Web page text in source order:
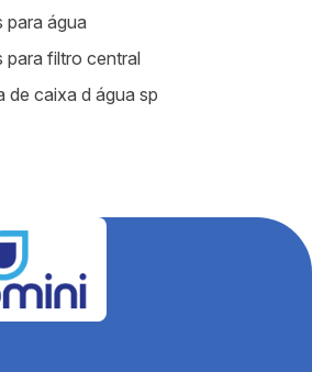
para água
para filtro central
de caixa d água sp
tratamento de água
filtrantes